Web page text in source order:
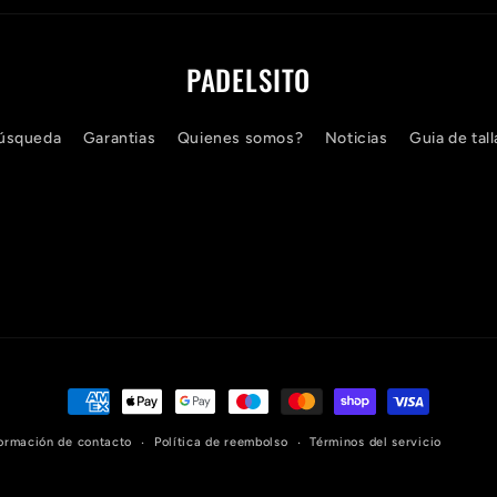
PADELSITO
Garantias Quienes somos? Noticias Guia de
Formas
de contacto Política de reembolso Términos del servicio